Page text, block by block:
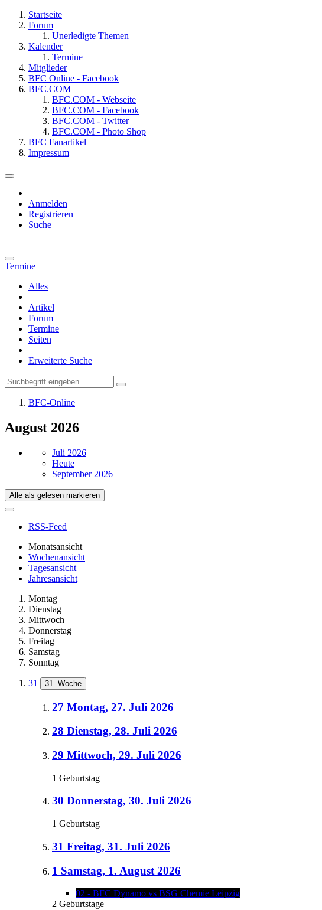
Startseite
Forum
Unerledigte Themen
Kalender
Termine
Mitglieder
BFC Online - Facebook
BFC.COM
BFC.COM - Webseite
BFC.COM - Facebook
BFC.COM - Twitter
BFC.COM - Photo Shop
BFC Fanartikel
Impressum
Anmelden
Registrieren
Suche
Termine
Alles
Artikel
Forum
Termine
Seiten
Erweiterte Suche
BFC-Online
August 2026
Juli 2026
Heute
September 2026
Alle als gelesen markieren
RSS-Feed
Monatsansicht
Wochenansicht
Tagesansicht
Jahresansicht
Montag
Dienstag
Mittwoch
Donnerstag
Freitag
Samstag
Sonntag
31 31. Woche
27 Montag, 27. Juli 2026
28 Dienstag, 28. Juli 2026
29 Mittwoch, 29. Juli 2026
1 Geburtstag
30 Donnerstag, 30. Juli 2026
1 Geburtstag
31 Freitag, 31. Juli 2026
1 Samstag, 1. August 2026
02 - BFC Dynamo vs BSG Chemie Leipzig
2 Geburtstage